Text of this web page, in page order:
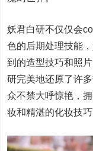
妖君白研不仅仅会
色的后期处理技能
到的造型技巧和照
研完美地还原了许
众不禁大呼惊艳，
妆和精湛的化妆技巧